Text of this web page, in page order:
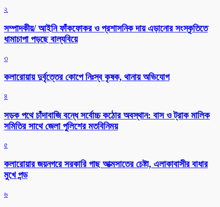
২
সম্পাদকীয়/ আইনি ফাঁকফোকর ও প্রশাসনিক দায় এড়ানোর সংস্কৃতিতে
ধামাচাপা পড়ছে বাল্যবিয়ে
৩
কলারোয়ায় দুর্বৃত্তের কোপে নিঃস্ব কৃষক, থানায় অভিযোগ
৪
সড়ক পথে চাঁদাবাজি বন্ধে সর্বোচ্চ কঠোর অবস্থান: বাস ও ট্রাক মালিক
সমিতির সাথে জেলা পুলিশের মতবিনিময়
৫
কলারোয়ার জয়নগরে সরকারি গাছ আত্মসাতের চেষ্টা, এলাকাবাসীর বাধার
মুখে পন্ড
৬